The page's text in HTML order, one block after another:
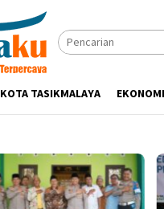
KOTA TASIKMALAYA EKONOMI